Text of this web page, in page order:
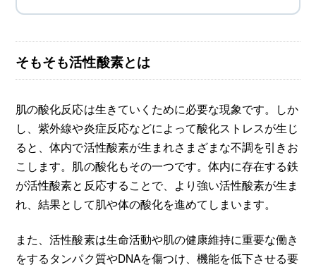
そもそも活性酸素とは
肌の酸化反応は生きていくために必要な現象です。しか
し、紫外線や炎症反応などによって酸化ストレスが生じ
ると、体内で活性酸素が生まれさまざまな不調を引きお
こします。肌の酸化もその一つです。体内に存在する鉄
が活性酸素と反応することで、より強い活性酸素が生ま
れ、結果として肌や体の酸化を進めてしまいます。
また、活性酸素は生命活動や肌の健康維持に重要な働き
をするタンパク質やDNAを傷つけ、機能を低下させる要